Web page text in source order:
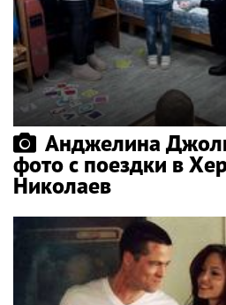
Анджелина
фото с поездки в
Николаев